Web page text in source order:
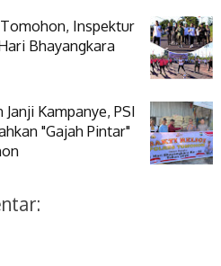
Inspektur
Bhayangkara
Kampanye, PSI
"Gajah Pintar"